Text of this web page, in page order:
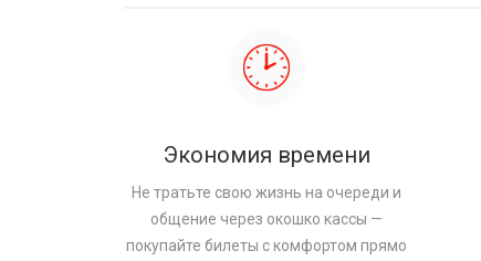
Экономия времени
Не тратьте свою жизнь на очереди и
общение через окошко кассы —
покупайте билеты с комфортом прямо